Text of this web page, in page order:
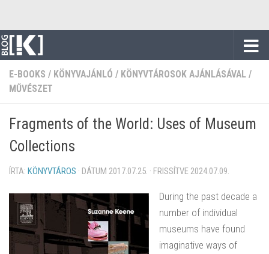
E-BOOKS / KÖNYVAJÁNLÓ / KÖNYVTÁROSOK AJÁNLÁSÁVAL /
MŰVÉSZET
Fragments of the World: Uses of Museum
Collections
ÍRTA: KÖNYVTÁROS · DÁTUM 2017.07.25. · FRISSÍTVE 2024.07.09.
During the past decade a
number of individual
museums have found
imaginative ways of